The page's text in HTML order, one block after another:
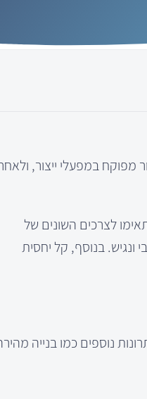
מפוקח במפעלי ייצור,
לצרכים השונים של
ונגיש. בנוסף, קל יחסית
נוספים כמו בנייה